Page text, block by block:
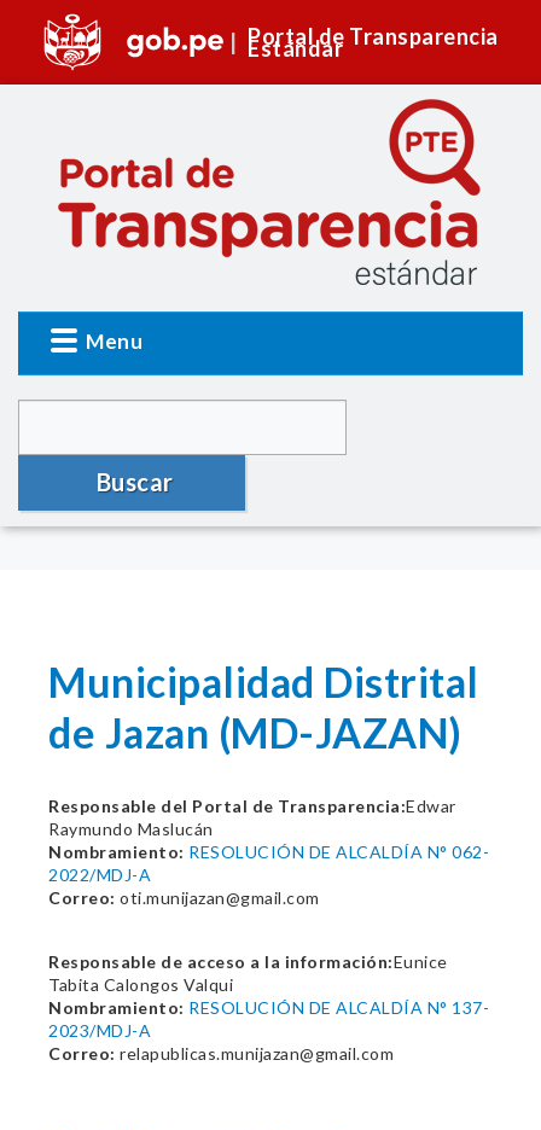
Portal de Transparencia
Estándar
Menu
Buscar
Municipalidad Distrital
de Jazan (MD-JAZAN)
Responsable del Portal de Transparencia:Edwar
Raymundo Maslucán
Nombramiento: RESOLUCIÓN DE ALCALDÍA N° 062-
2022/MDJ-A
Correo: oti.munijazan@gmail.com
Responsable de acceso a la información:Eunice
Tabita Calongos Valqui
Nombramiento: RESOLUCIÓN DE ALCALDÍA N° 137-
2023/MDJ-A
Correo: relapublicas.munijazan@gmail.com